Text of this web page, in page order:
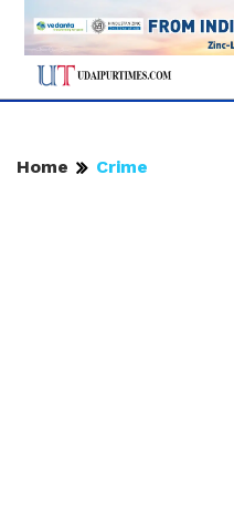
Home Crime